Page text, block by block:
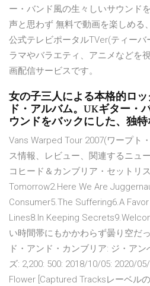
ー・バンド風の生々しいサウンド
声と思わず 無料で動画を楽しめる
公式テレビポータルTVer(ティー
ラマやバラエティ、アニメなどを
画配信サービスです。
女の子三人による本格的ロ
ド・アルバム。UKギター・
ウンドをバックにした、独
Vans Warped Tour 2007(ワープト
ス情報、レビュー、関連するニュ
コヒード＆カンブリア・セットリ
Tomorrow2.Here We Are
Consumer5.The Suffering6.A
Lines8.In Keeping
い時間帯にもかかわらず曇り空だ
ド・アンド・カンブリア: ジ・ア
ズ: 2,200: 500: 2018/10/05: 2020/
Flower [Captured Tracksレーベル